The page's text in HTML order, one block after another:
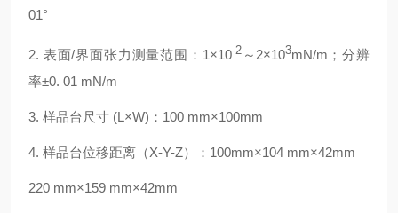
01°
2. 表面/界面张力测量范围： 1×10-2～ 2×103mN/m ；分辨
率±0. 01 mN/m
3. 样品台尺寸 (L×W) ： 100 mm×100mm
4. 样品台位移距离（X-Y-Z）： 100mm×104 mm×42mm
220 mm×159 mm×42mm